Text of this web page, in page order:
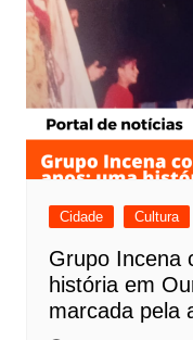
Cidade Cultura
Grupo Incena
história em
marcada pela